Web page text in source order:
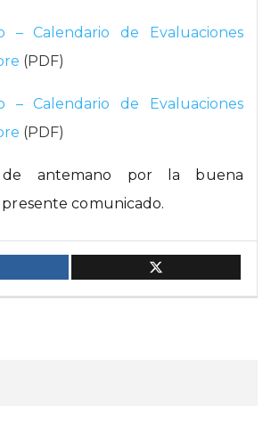
– Calendario de Evaluaciones
(PDF)
– Calendario de Evaluaciones
(PDF)
de antemano por la buena
comunicado.